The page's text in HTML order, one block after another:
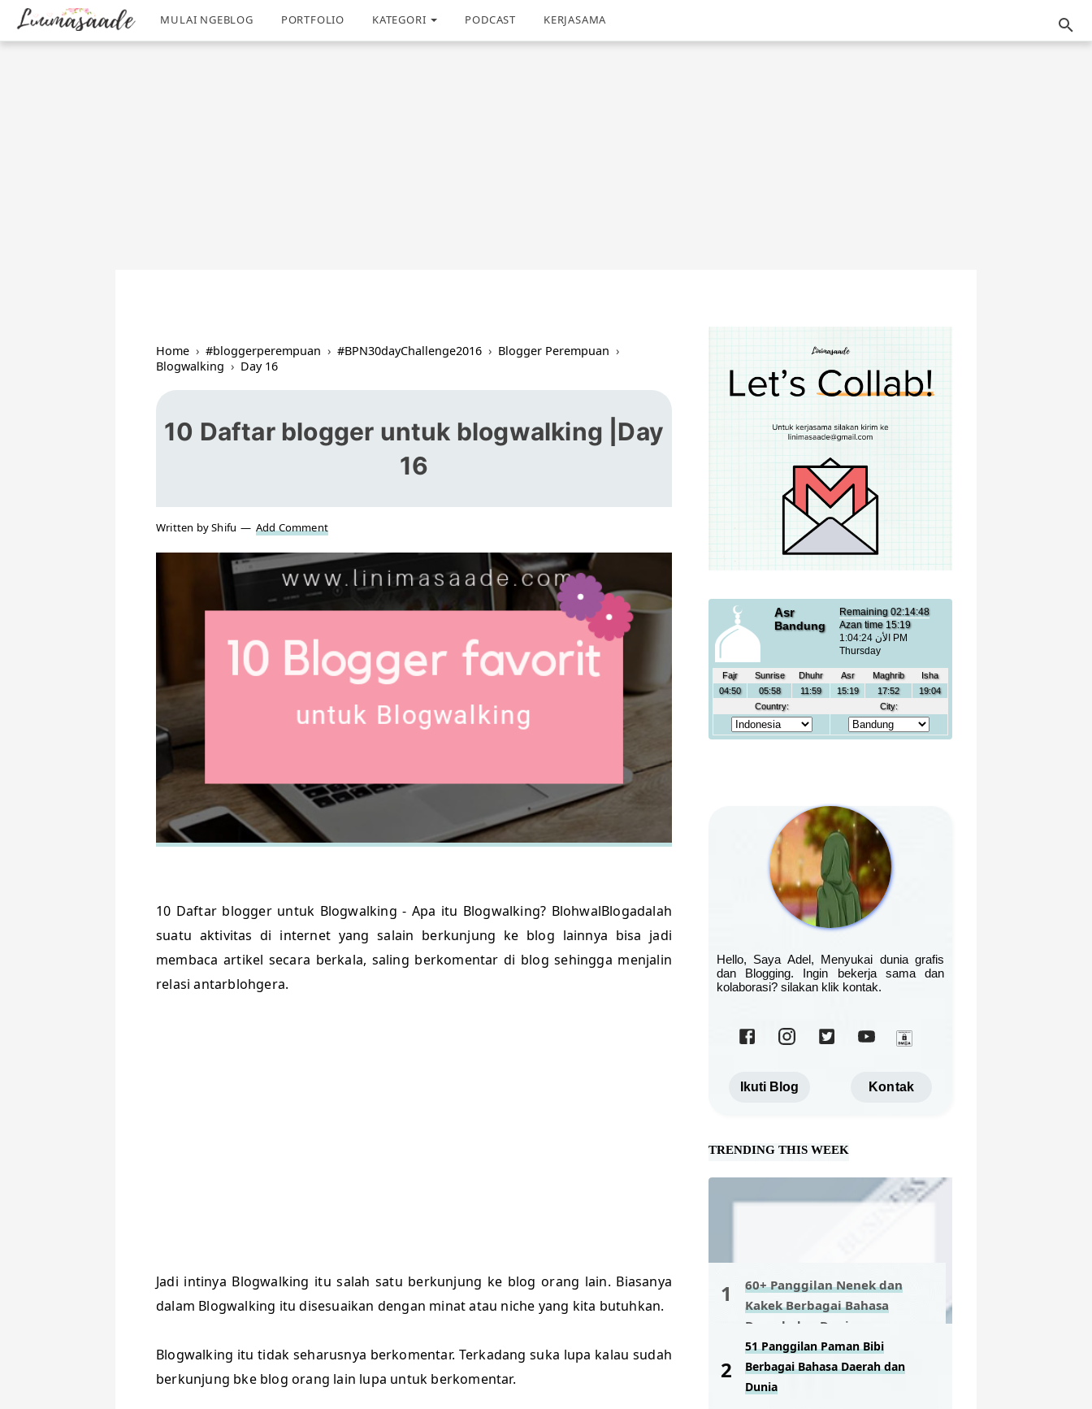
MULAI NGEBLOG PORTFOLIO KATEGORI PODCAST KERJASAMA
Home › #bloggerperempuan › #BPN30dayChallenge2016 › Blogger Perempuan ›
Blogwalking › Day 16
10 Daftar blogger untuk blogwalking |Day
16
Written by Shifu Add Comment
10 Daftar blogger untuk Blogwalking - Apa itu Blogwalking? BlohwalBlogadalah
suatu aktivitas di internet yang salain berkunjung ke blog lainnya bisa jadi
membaca artikel secara berkala, saling berkomentar di blog sehingga menjalin
relasi antarblohgera.
Jadi intinya Blogwalking itu salah satu berkunjung ke blog orang lain. Biasanya
dalam Blogwalking itu disesuaikan dengan minat atau niche yang kita butuhkan.
Blogwalking itu tidak seharusnya berkomentar. Terkadang suka lupa kalau sudah
berkunjung bke blog orang lain lupa untuk berkomentar.
Hello, Saya Adel, Menyukai dunia grafis
dan Blogging. Ingin bekerja sama dan
kolaborasi? silakan klik kontak.
Ikuti Blog Kontak
TRENDING THIS WEEK
60+ Panggilan Nenek dan
Kakek Berbagai Bahasa
Daerah dan Dunia
51 Panggilan Paman Bibi
Berbagai Bahasa Daerah dan
Dunia